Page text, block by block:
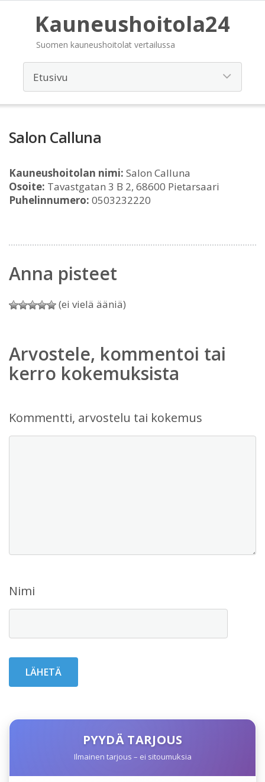
Kauneushoitola24
Suomen kauneushoitolat vertailussa
Salon Calluna
Kauneushoitolan nimi: Salon Calluna
Osoite: Tavastgatan 3 B 2, 68600 Pietarsaari
Puhelinnumero: 0503232220
Anna pisteet
(ei vielä ääniä)
Arvostele, kommentoi tai
kerro kokemuksista
Kommentti, arvostelu tai kokemus
Nimi
PYYDÄ TARJOUS
Ilmainen tarjous – ei sitoumuksia